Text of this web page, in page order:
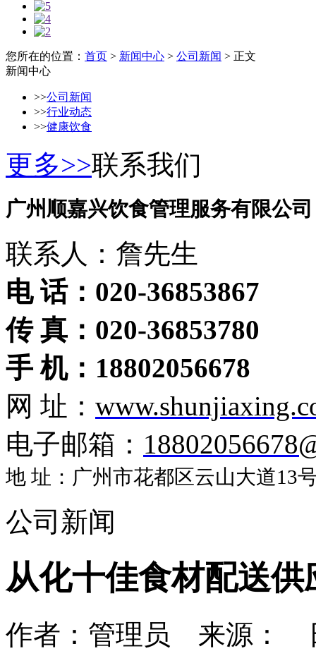
您所在的位置： 首页 > 新闻中心 > 公司新闻 > 正文
新闻中心
>>公司新闻
>>行业动态
>>健康饮食
更多>>联系我们
广州顺嘉兴饮食管理服务有限公司
联系人：詹先生
电 话：020-36853867
传 真：020-36853780
手 机：18802056678
网 址：
电子邮箱：
地 址：广州市花都区云山大道13
公司新闻
从化十佳食材配送
作者：管理员 来源：